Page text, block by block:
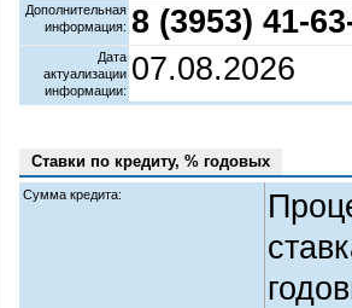
Дополнительная
информация: 8 (3953) 41-
Дата
актуализации
информации:
07.08.2026
Ставки по кредиту, % годовых
Сумма кредита: